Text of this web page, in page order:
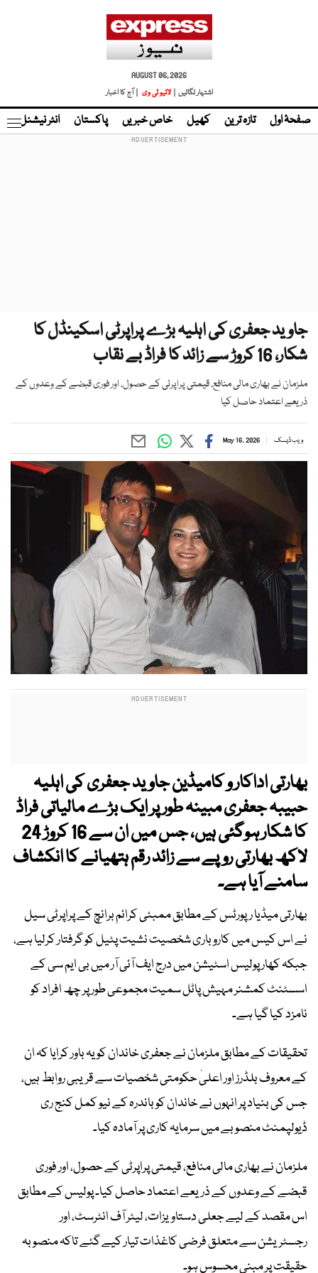
AUGUST 06, 2026
اشتہار لگائیں |
لائیو ٹی وی | آج کا اخبار
صفحۂ اول تازہ ترین کھیل خاص خبریں پاکستان انٹر نیشنل
جاوید جعفری کی اہلیہ بڑے پراپرٹی اسکینڈل کا
شکار، 16 کروڑ سے زائد کا فراڈ بے نقاب
ملزمان نے بھاری مالی منافع، قیمتی پراپرٹی کے حصول، اور فوری قبضے کے وعدوں کے
ذریعے اعتماد حاصل کیا
ویب ڈیسک May 16, 2026
بھارتی اداکار و کامیڈین جاوید جعفری کی اہلیہ
حبیبہ جعفری مبینہ طور پر ایک بڑے مالیاتی فراڈ
کا شکار ہوگئی ہیں، جس میں ان سے 16 کروڑ 24
لاکھ بھارتی روپے سے زائد رقم ہتھیانے کا انکشاف
سامنے آیا ہے۔
بھارتی میڈیا رپورٹس کے مطابق ممبئی کرائم برانچ کے پراپرٹی سیل
نے اس کیس میں کاروباری شخصیت نشیت پٹیل کو گرفتار کرلیا ہے،
جبکہ کھار پولیس اسٹیشن میں درج ایف آئی آر میں بی ایم سی کے
اسسٹنٹ کمشنر مہیش پاٹل سمیت مجموعی طور پر چھ افراد کو
نامزد کیا گیا ہے۔
تحقیقات کے مطابق ملزمان نے جعفری خاندان کو یہ باور کرایا کہ ان
کے معروف بلڈرز اور اعلیٰ حکومتی شخصیات سے قریبی روابط ہیں،
جس کی بنیاد پر انہوں نے خاندان کو باندرہ کے نیو کمل کنج ری
ڈیولپمنٹ منصوبے میں سرمایہ کاری پر آمادہ کیا۔
ملزمان نے بھاری مالی منافع، قیمتی پراپرٹی کے حصول، اور فوری
قبضے کے وعدوں کے ذریعے اعتماد حاصل کیا۔ پولیس کے مطابق
اس مقصد کے لیے جعلی دستاویزات، لیٹر آف انٹرسٹ، اور
رجسٹریشن سے متعلق فرضی کاغذات تیار کیے گئے تاکہ منصوبہ
حقیقت پر مبنی محسوس ہو۔